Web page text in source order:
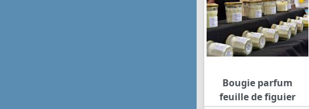
Bougie parfum
feuille de figuier